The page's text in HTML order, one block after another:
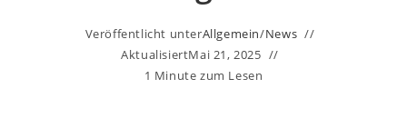
Veröffentlicht unterAllgemein/News
AktualisiertMai 21, 2025
1 Minute zum Lesen